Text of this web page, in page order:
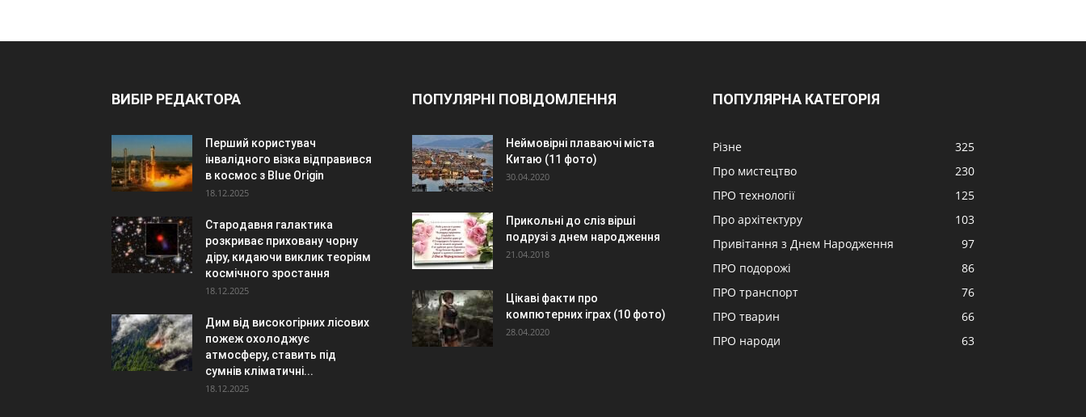
ВИБІР РЕДАКТОРА
Перший користувач
інвалідного візка відправився
в космос з Blue Origin
18.12.2025
Стародавня галактика
розкриває приховану чорну
діру, кидаючи виклик теоріям
космічного зростання
18.12.2025
Дим від високогірних лісових
пожеж охолоджує
атмосферу, ставить під
сумнів кліматичні...
18.12.2025
ПОПУЛЯРНІ ПОВІДОМЛЕННЯ
Неймовірні плаваючі міста
Китаю (11 фото)
30.04.2020
Прикольні до сліз вірші
подрузі з днем народження
21.04.2018
Цікаві факти про
компютерних іграх (10 фото)
28.04.2020
ПОПУЛЯРНА КАТЕГОРІЯ
Різне
325
Про мистецтво
230
ПРО технології
125
Про архітектуру
103
Привітання з Днем Народження
97
ПРО подорожі
86
ПРО транспорт
76
ПРО тварин
66
ПРО народи
63